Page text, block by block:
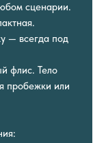
сценарии.
— всегда под
флис. Тело
пробежки или